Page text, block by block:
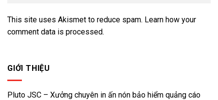
This site uses Akismet to reduce spam. Learn how your
comment data is processed.
GIỚI THIỆU
Pluto JSC – Xưởng chuyên in ấn nón bảo hiểm quảng cáo